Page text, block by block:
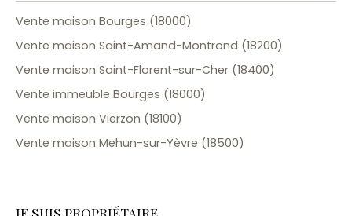
Vente maison Bourges (18000)
Vente maison Saint-Amand-Montrond (18200)
Vente maison Saint-Florent-sur-Cher (18400)
Vente immeuble Bourges (18000)
Vente maison Vierzon (18100)
Vente maison Mehun-sur-Yèvre (18500)
JE SUIS PROPRIÉTAIRE